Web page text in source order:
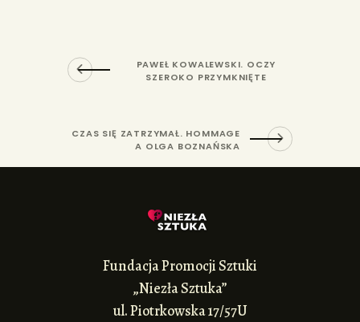
PAWEŁ KOWALEWSKI. OCZY
SZEROKO PRZYMKNIĘTE
CZAS SIĘ ZATRZYMAŁ. HOMMAGE
A OLGA BOZNAŃSKA
Fundacja Promocji Sztuki
„Niezła Sztuka”
ul. Piotrkowska 17/57U